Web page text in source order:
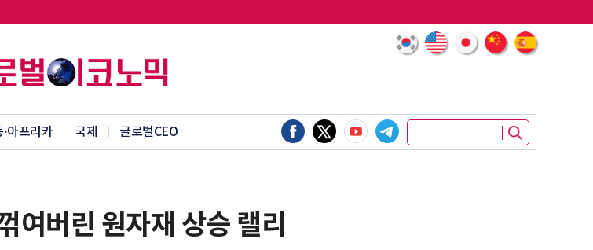
·아프리카 국제 글로벌CEO
버린 원자재 상승 랠리